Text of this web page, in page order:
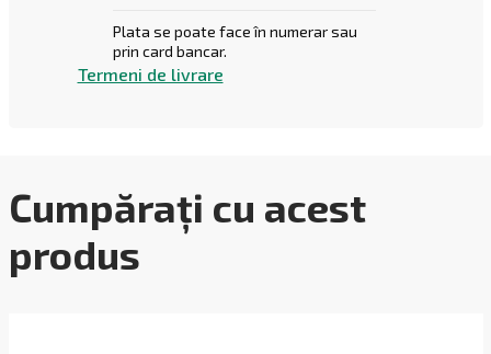
Plata se poate face în numerar sau
prin card bancar.
Termeni de livrare
Cumpărați cu acest
produs